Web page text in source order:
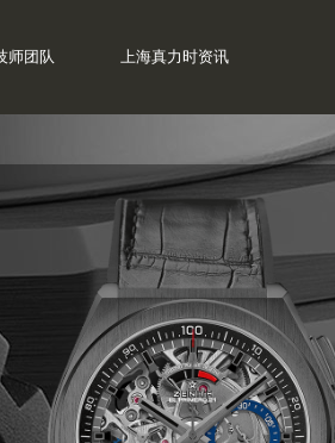
师团队 上海真力时资讯